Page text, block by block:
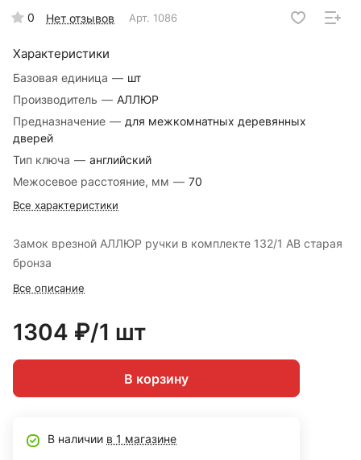
0 Нет отзывов Арт. 1086
Характеристики
Базовая единица — шт
Производитель — АЛЛЮР
Предназначение — для межкомнатных деревянных
дверей
Тип ключа — английский
Межосевое расстояние, мм — 70
Все характеристики
Замок врезной АЛЛЮР ручки в комплекте 132/1 AB старая
бронза
Все описание
1304 ₽/1 шт
В корзину
В наличии в 1 магазине